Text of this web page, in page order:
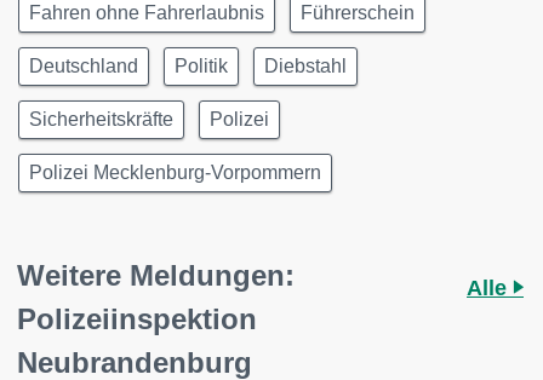
Fahren ohne Fahrerlaubnis Führerschein
Deutschland Politik Diebstahl
Sicherheitskräfte Polizei
Polizei Mecklenburg-Vorpommern
Weitere Meldungen:
Polizeiinspektion
Neubrandenburg
Alle